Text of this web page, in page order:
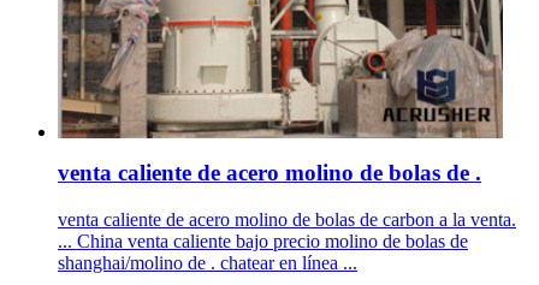
venta caliente de acero molino de bolas de .
venta caliente de acero molino de bolas de carbon a la venta.
... China venta caliente bajo precio molino de bolas de
shanghai/molino de . chatear en línea ...